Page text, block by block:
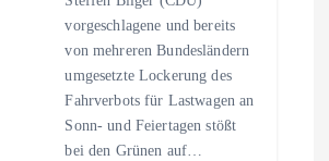
vorgeschlagene und bereits
von mehreren Bundesländern
umgesetzte Lockerung des
Fahrverbots für Lastwagen an
Sonn- und Feiertagen stößt
bei den Grünen auf…